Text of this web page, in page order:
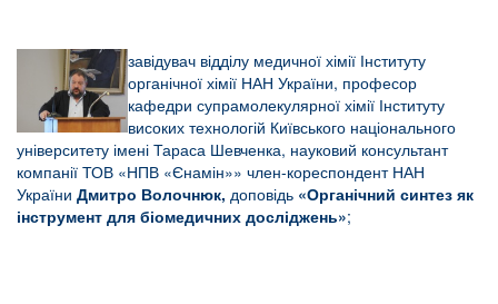
завідувач відділу медичної хімії Інституту
органічної хімії НАН України, професор
кафедри супрамолекулярної хімії Інституту
високих технологій Київського національного
університету імені Тараса Шевченка, науковий консультант
компанії ТОВ «НПВ «Єнамін»» член-кореспондент НАН
України Дмитро Волочнюк, доповідь «Органічний синтез як
інструмент для біомедичних досліджень»;